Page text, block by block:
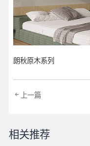
朗秋原木系列
上一篇
相关推荐